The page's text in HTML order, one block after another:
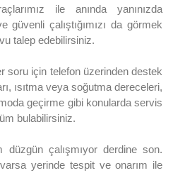
ile anında yanınızda
güvenli çalıştığımızı da görmek
talep edebilirsiniz.
soru için telefon üzerinden destek
ısıtma veya soğutma dereceleri,
geçirme gibi konularda servis
bulabilirsiniz.
çalışmıyor derdine son.
yerinde tespit ve onarım ile